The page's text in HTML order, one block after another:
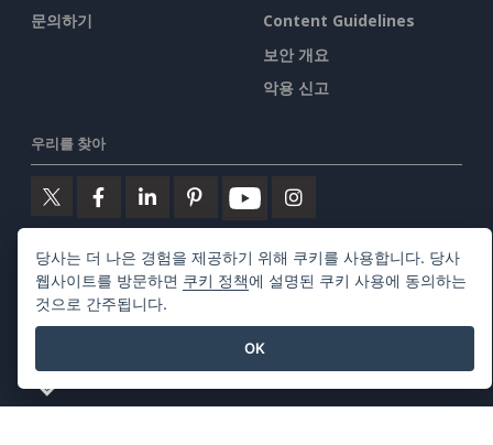
문의하기
Content Guidelines
보안 개요
악용 신고
우리를 찾아
주요 제품
비주얼 패러다임 온라인
비주얼 패러다임 데스크톱
당사는 더 나은 경험을 제공하기 위해 쿠키를 사용합니다. 당사
웹사이트를 방문하면 쿠키 정책에 설명된 쿠키 사용에 동의하는
것으로 간주됩니다.
OK